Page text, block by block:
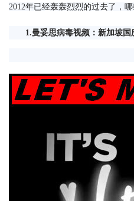
2012年已经轰轰烈烈的过去了，
1.曼妥思病毒视频：新加坡国